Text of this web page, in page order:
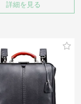
詳細を見る